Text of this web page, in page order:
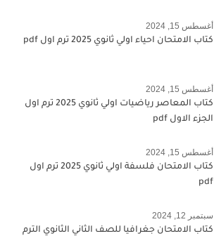
أغسطس 15, 2024
كتاب الامتحان احياء اولي ثانوي 2025 ترم اول pdf
أغسطس 15, 2024
كتاب المعاصر رياضيات اولي ثانوي 2025 ترم اول
الجزء الاول pdf
أغسطس 15, 2024
كتاب الامتحان فلسفة اولي ثانوي 2025 ترم اول
pdf
سبتمبر 12, 2024
كتاب الامتحان جغرافيا للصف الثاني الثانوي الترم